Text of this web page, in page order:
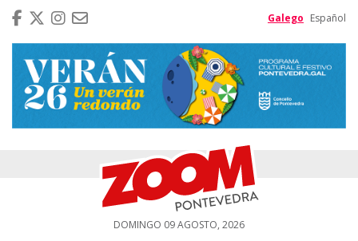
Galego Español
DOMINGO 09 AGOSTO, 2026